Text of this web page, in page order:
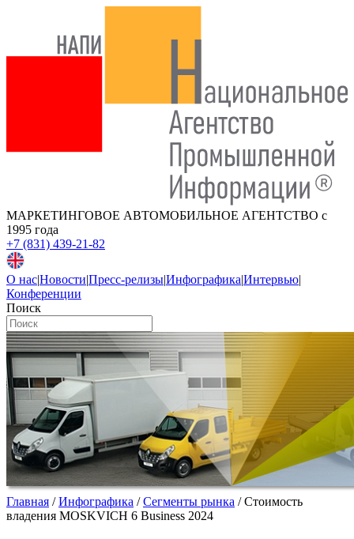
МАРКЕТИНГОВОЕ АВТОМОБИЛЬНОЕ АГЕНТСТВО с
1995 года
+7 (831) 439-21-82
О нас|Новости|Пресс-релизы|Инфографика|Интервью|
Конференции
Поиск
Главная /Инфографика /Сегменты рынка /Стоимость
владения MOSKVICH 6 Business 2024